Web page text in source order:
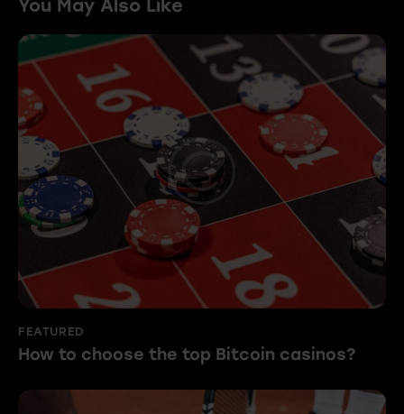
You May Also Like
FEATURED
How to choose the top Bitcoin casinos?